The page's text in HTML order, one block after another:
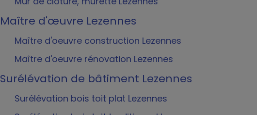
Maître d'œuvre Lezennes
Maître d'oeuvre construction Lezennes
Maître d'oeuvre rénovation Lezennes
Surélévation de bâtiment Lezennes
Surélévation bois toit plat Lezennes